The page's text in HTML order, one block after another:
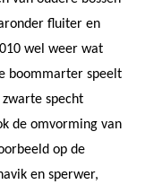
fluiter en
wel weer wat
boommarter speelt
specht
de omvorming van
op de
en sperwer,